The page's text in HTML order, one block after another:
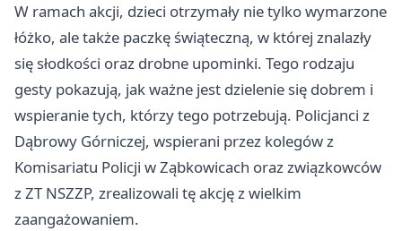
W ramach akcji, dzieci otrzymały nie tylko wymarzone
łóżko, ale także paczkę świąteczną, w której znalazły
się słodkości oraz drobne upominki. Tego rodzaju
gesty pokazują, jak ważne jest dzielenie się dobrem i
wspieranie tych, którzy tego potrzebują. Policjanci z
Dąbrowy Górniczej, wspierani przez kolegów z
Komisariatu Policji w Ząbkowicach oraz związkowców
z ZT NSZZP, zrealizowali tę akcję z wielkim
zaangażowaniem.